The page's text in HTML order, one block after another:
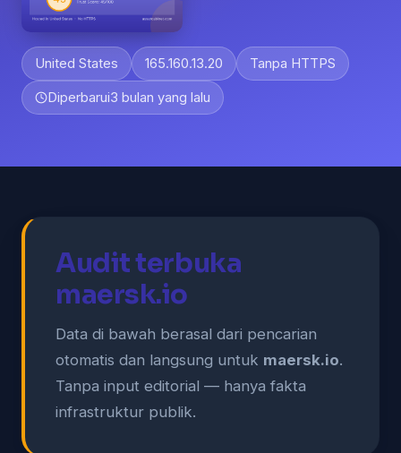
United States 165.160.13.20 Tanpa HTTPS
Diperbarui3 bulan yang lalu
Audit terbuka
maersk.io
Data di bawah berasal dari pencarian
otomatis dan langsung untuk maersk.io.
Tanpa input editorial — hanya fakta
infrastruktur publik.